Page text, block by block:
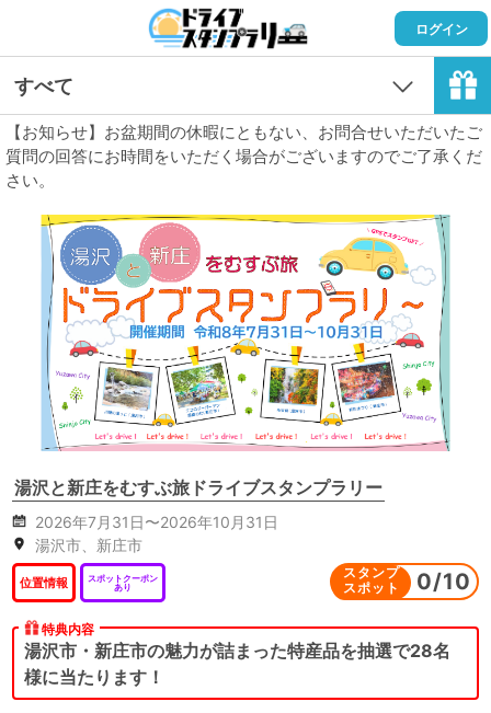
ログイン
すべて
【お知らせ】お盆期間の休暇にともない、お問合せいただいたご
質問の回答にお時間をいただく場合がございますのでご了承くだ
さい。
湯沢と新庄をむすぶ旅ドライブスタンプラリー
2026年7月31日〜2026年10月31日
湯沢市、新庄市
位置情報
スポットクーポン
あり
スタンプ
スポット
0/10
特典内容
湯沢市・新庄市の魅力が詰まった特産品を抽選で28名
様に当たります！